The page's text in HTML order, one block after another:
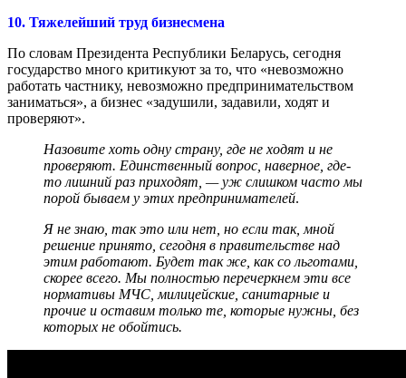
10. Тяжелейший труд бизнесмена
По словам Президента Республики Беларусь, сегодня
государство много критикуют за то, что «невозможно
работать частнику, невозможно предпринимательством
заниматься», а бизнес «задушили, задавили, ходят и
проверяют».
Назовите хоть одну страну, где не ходят и не
проверяют. Единственный вопрос, наверное, где-
то лишний раз приходят, — уж слишком часто мы
порой бываем у этих предпринимателей.
Я не знаю, так это или нет, но если так, мной
решение принято, сегодня в правительстве над
этим работают. Будет так же, как со льготами,
скорее всего. Мы полностью перечеркнем эти все
нормативы МЧС, милицейские, санитарные и
прочие и оставим только те, которые нужны, без
которых не обойтись.